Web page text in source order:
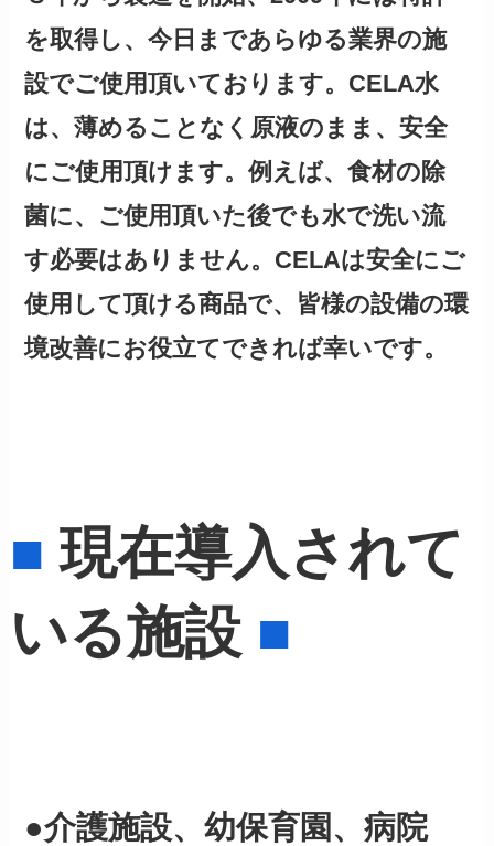
を取得し、今日まであらゆる業界の施
設でご使用頂いております。CELA水
は、薄めることなく原液のまま、安全
にご使用頂けます。例えば、食材の除
菌に、ご使用頂いた後でも水で洗い流
す必要はありません。CELAは安全にご
使用して頂ける商品で、皆様の設備の環
境改善にお役立てできれば幸いです。
■ 現在導入されて
いる施設 ■
●介護施設、幼保育園、病院